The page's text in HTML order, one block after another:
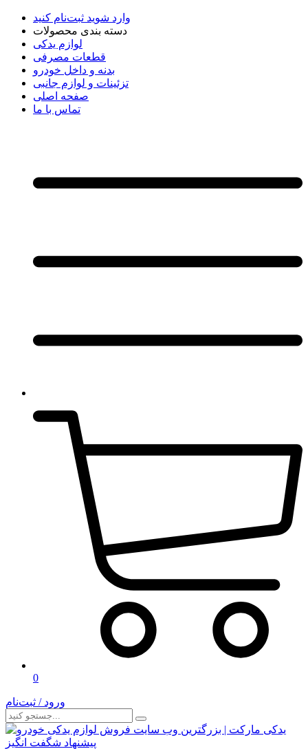
وارد شوید ثبت‌نام کنید
دسته بندی محصولات
لوازم یدکی
قطعات مصرفی
بدنه و داخل خودرو
تزئینات و لوازم جانبی
صفحه اصلی
تماس با ما
0
ورود / ثبت‌نام
پیشنهاد شگفت انگیز